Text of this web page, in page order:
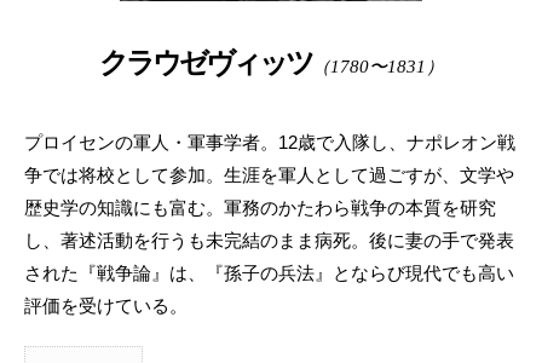
クラウゼヴィッツ （1780〜1831）
プロイセンの軍人・軍事学者。12歳で入隊し、ナポレオン戦
争では将校として参加。生涯を軍人として過ごすが、文学や
歴史学の知識にも富む。軍務のかたわら戦争の本質を研究
し、著述活動を行うも未完結のまま病死。後に妻の手で発表
された『戦争論』は、『孫子の兵法』とならび現代でも高い
評価を受けている。